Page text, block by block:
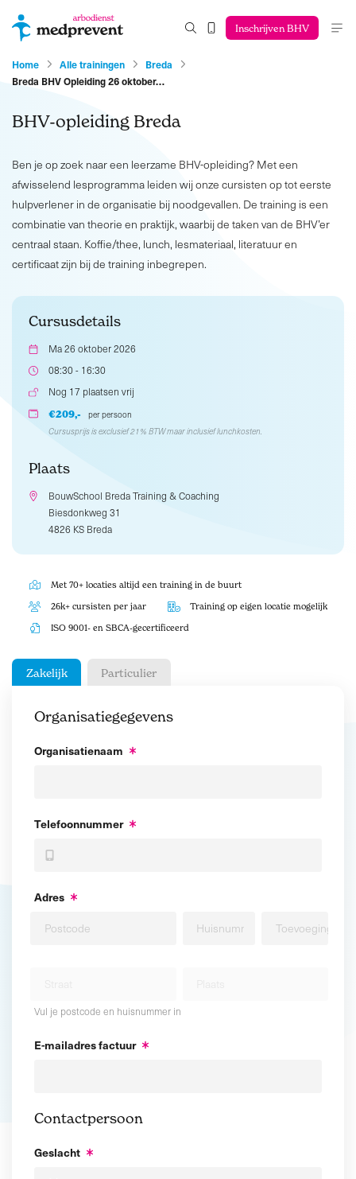
Inschrijven BHV
Home Alle trainingen
Breda
Breda BHV Opleiding 26 oktober…
BHV-opleiding Breda
Ben je op zoek naar een leerzame BHV-opleiding? Met een
afwisselend lesprogramma leiden wij onze cursisten op tot eerste
hulpverlener in de organisatie bij noodgevallen. De training is een
combinatie van theorie en praktijk, waarbij de taken van de BHV’er
centraal staan. Koffie/thee, lunch, lesmateriaal, literatuur en
certificaat zijn bij de training inbegrepen.
Cursusdetails
Ma 26 oktober 2026
08:30 - 16:30
Nog 17 plaatsen vrij
€209,-
per persoon
Cursusprijs is exclusief 21% BTW maar inclusief lunchkosten.
Plaats
BouwSchool Breda Training & Coaching
Biesdonkweg 31
4826 KS Breda
Met 70+ locaties altijd een training in de buurt
26k+ cursisten per jaar Training op eigen locatie mogelijk
ISO 9001- en SBCA-gecertificeerd
Zakelijk Particulier
Organisatiegegevens
Organisatienaam
Telefoonnummer
Adres
Vul je postcode en huisnummer in
E-mailadres factuur
Contactpersoon
Geslacht